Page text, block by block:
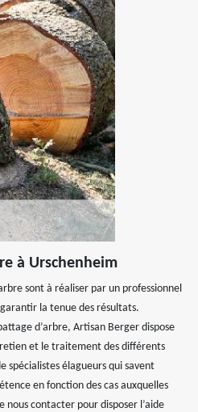
à Urschenheim
sont à réaliser par un professionnel
la tenue des résultats.
d’arbre, Artisan Berger dispose
et le traitement des différents
spécialistes élagueurs qui savent
en fonction des cas auxquelles
nous contacter pour disposer l’aide